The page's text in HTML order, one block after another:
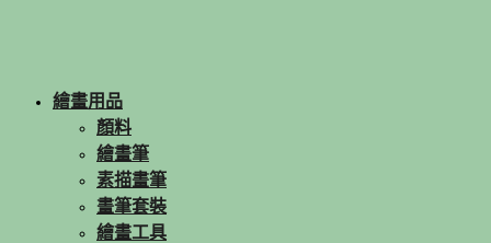
繪畫用品
顏料
繪畫筆
素描畫筆
畫筆套裝
繪畫工具